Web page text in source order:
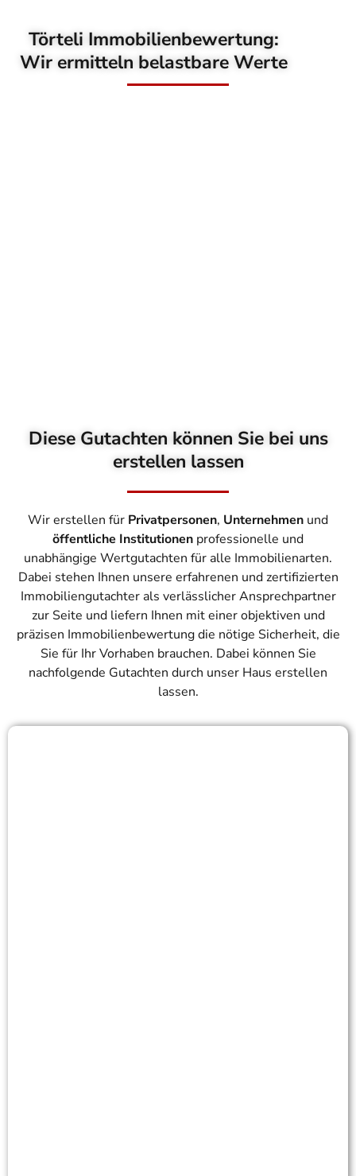
Törteli Immobilienbewertung:
Wir ermitteln belastbare Werte
Diese Gutachten können Sie bei uns
erstellen lassen
Wir erstellen für Privatpersonen, Unternehmen und
öffentliche Institutionen professionelle und
unabhängige Wertgutachten für alle Immobilienarten.
Dabei stehen Ihnen unsere erfahrenen und zertifizierten
Immobiliengutachter als verlässlicher Ansprechpartner
zur Seite und liefern Ihnen mit einer objektiven und
präzisen Immobilienbewertung die nötige Sicherheit, die
Sie für Ihr Vorhaben brauchen. Dabei können Sie
nachfolgende Gutachten durch unser Haus erstellen
lassen.